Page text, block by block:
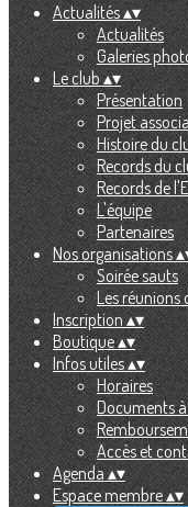
Actualités▴▾
Actualités
Galeries
Le club▴▾
Présentation
Projet
Histoire du
Records du
Records de
L'équipe
Partenaires
Nos organisations▴
Soirée sauts
Les réunions
Inscription▴▾
Boutique▴▾
Infos utiles▴▾
Horaires
Documents
Accès et
Agenda▴▾
Espace membre▴▾